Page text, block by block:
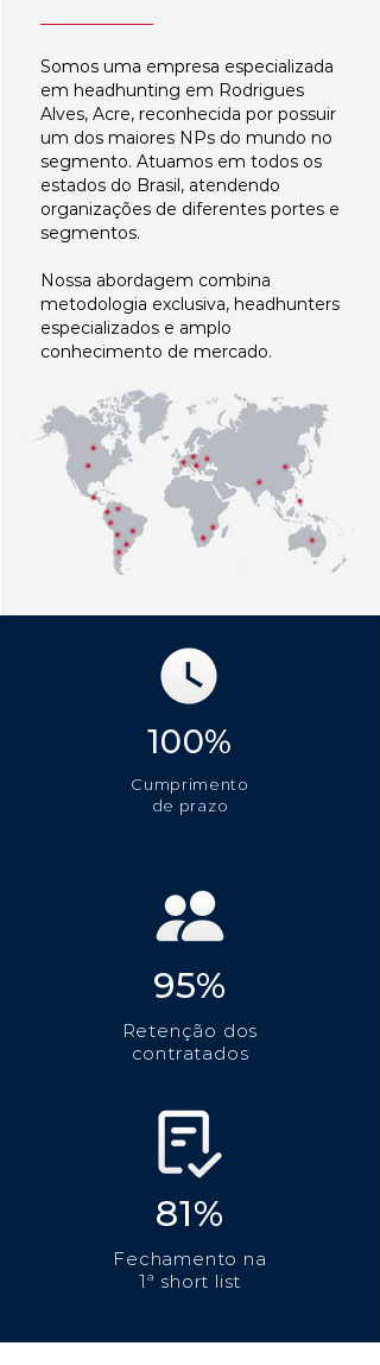
Somos uma empresa especializada
em headhunting em Rodrigues
Alves, Acre, reconhecida por possuir
um dos maiores NPs do mundo no
segmento. Atuamos em todos os
estados do Brasil, atendendo
organizações de diferentes portes e
segmentos.
Nossa abordagem combina
metodologia exclusiva, headhunters
especializados e amplo
conhecimento de mercado.
100%
Cumprimento
de prazo
95%
Retenção dos
contratados
81%
Fechamento na
1ª short list